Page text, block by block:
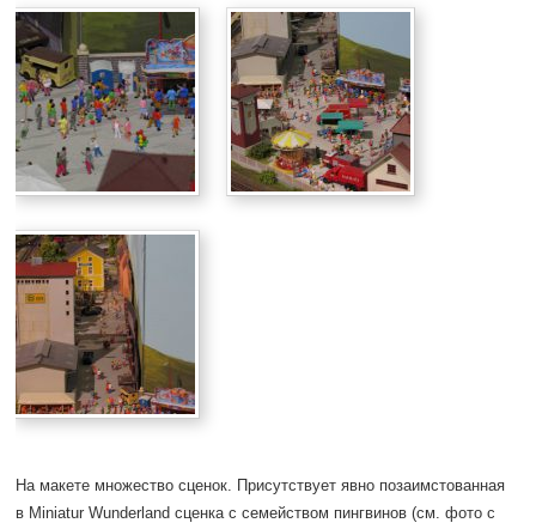
На макете множество сценок. Присутствует явно позаимстованная
в Miniatur Wunderland сценка с семейством пингвинов (см. фото с